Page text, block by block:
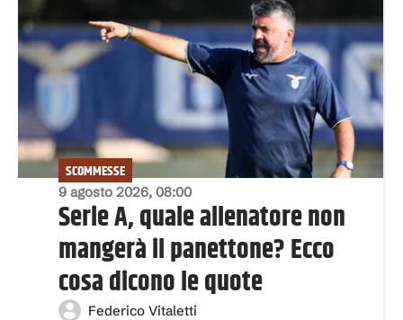
9 agosto 2026, 08:00
SCOMMESSE
Serie A, quale allenatore non
mangerà il panettone? Ecco
cosa dicono le quote
Federico Vitaletti